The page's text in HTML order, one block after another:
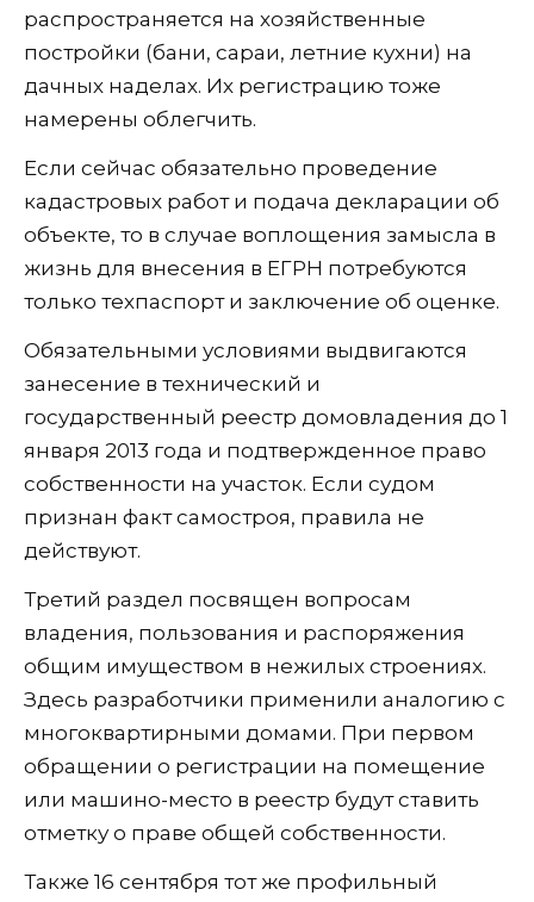
распространяется на хозяйственные
постройки (бани, сараи, летние кухни) на
дачных наделах. Их регистрацию тоже
намерены облегчить.
Если сейчас обязательно проведение
кадастровых работ и подача декларации об
объекте, то в случае воплощения замысла в
жизнь для внесения в ЕГРН потребуются
только техпаспорт и заключение об оценке.
Обязательными условиями выдвигаются
занесение в технический и
государственный реестр домовладения до 1
января 2013 года и подтвержденное право
собственности на участок. Если судом
признан факт самостроя, правила не
действуют.
Третий раздел посвящен вопросам
владения, пользования и распоряжения
общим имуществом в нежилых строениях.
Здесь разработчики применили аналогию с
многоквартирными домами. При первом
обращении о регистрации на помещение
или машино-место в реестр будут ставить
отметку о праве общей собственности.
Также 16 сентября тот же профильный